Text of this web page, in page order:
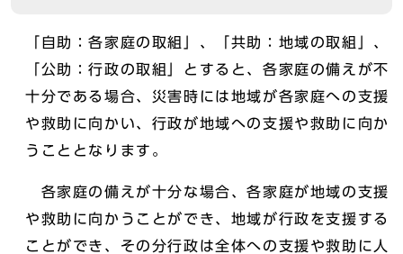
「自助：各家庭の取組」、「共助：地域の取組」、
「公助：行政の取組」とすると、各家庭の備えが不
十分である場合、災害時には地域が各家庭への支援
や救助に向かい、行政が地域への支援や救助に向か
うこととなります。
各家庭の備えが十分な場合、各家庭が地域の支援
や救助に向かうことができ、地域が行政を支援する
ことができ、その分行政は全体への支援や救助に人